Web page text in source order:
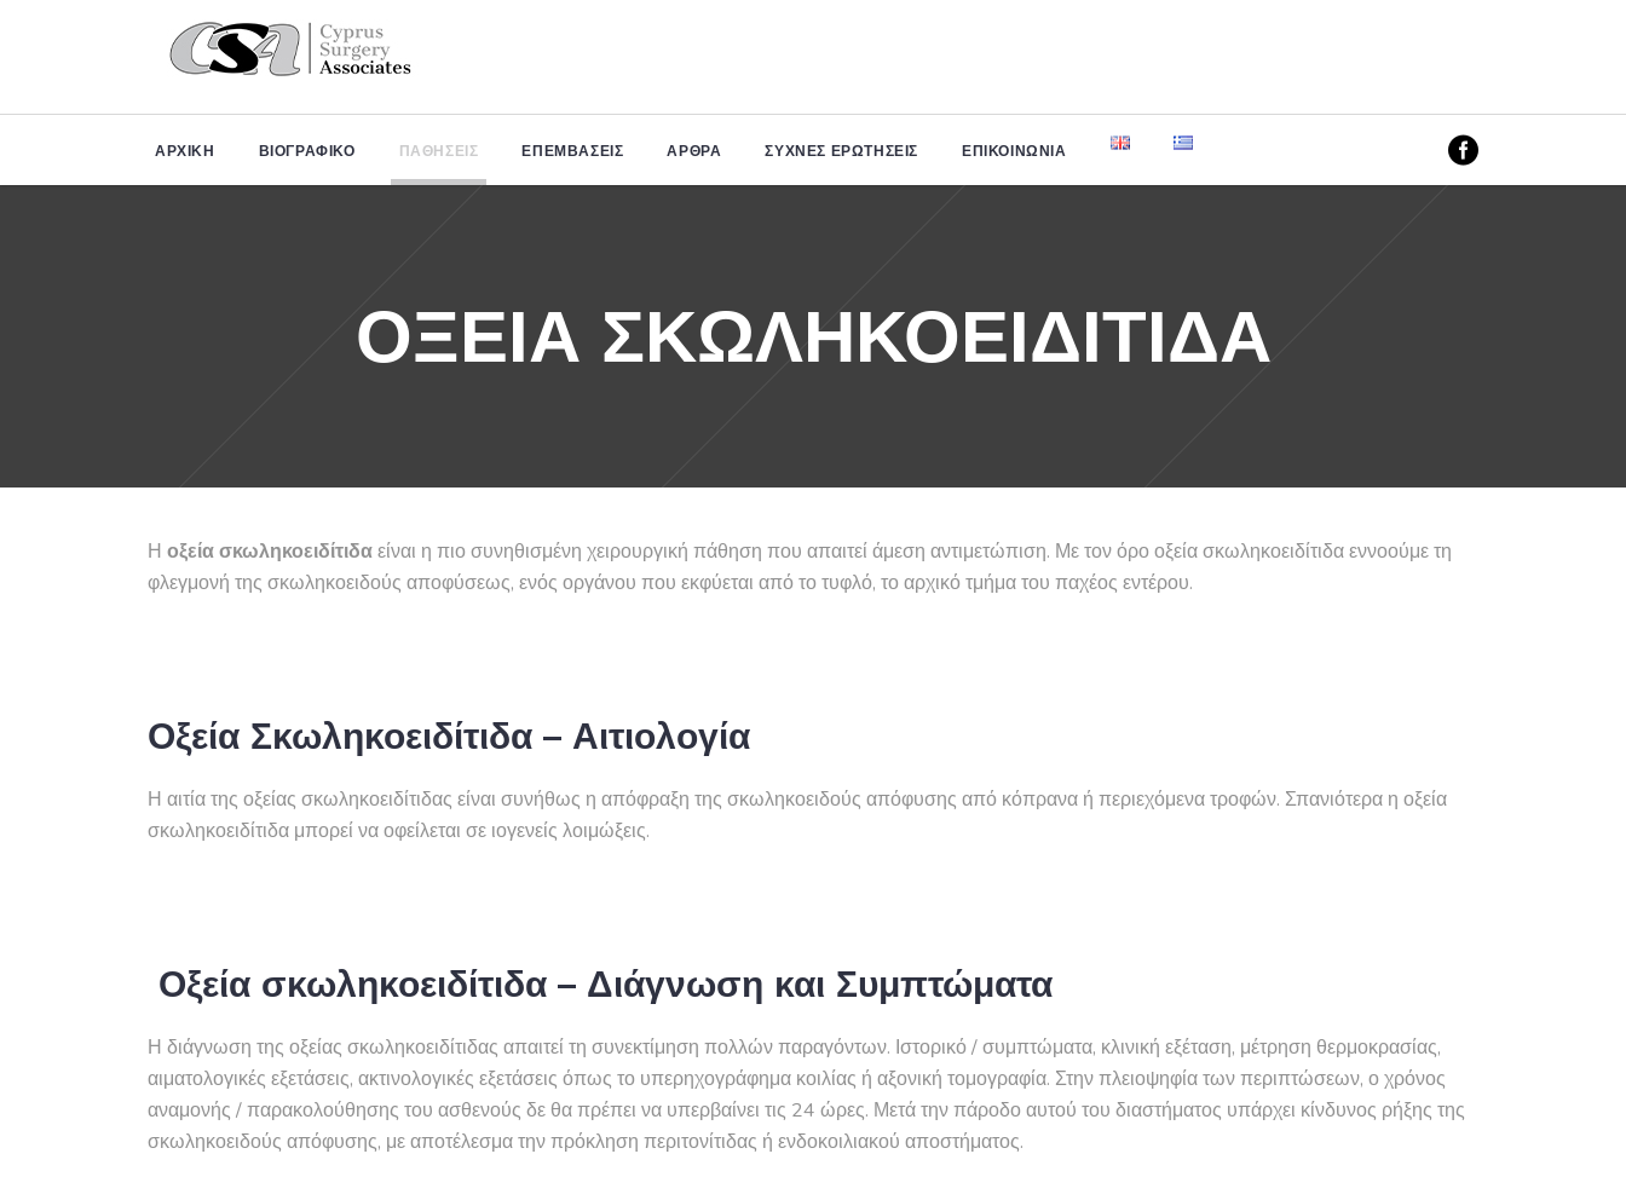
Θεοδώρου Ποταμιάνου 50, Κάτω
ΑΡΧΙΚΗ ΒΙΟΓΡΑΦΙΚΟ ΠΑΘΗΣΕΙΣ ΕΠΕΜΒΑΣΕΙΣ ΆΡΘΡΑ ΣΥΧΝΕΣ ΕΡΩΤΗΣΕΙΣ ΕΠΙΚΟΙΝΩΝΙΑ
ΟΞΕΙΑ ΣΚΩΛΗΚΟΕΙΔΙΤΙΔΑ
Η οξεία σκωληκοειδίτιδαείναι η πιο συνηθισμένη χειρουργική πάθηση που απαιτεί άμεση αντιμετώπιση. Με τον όρο οξεία σκωληκοειδίτιδα εννοούμε τη
φλεγμονή της σκωληκοειδούς αποφύσεως, ενός οργάνου που εκφύεται από το τυφλό, το αρχικό τμήμα του παχέος εντέρου.
Οξεία Σκωληκοειδίτιδα – Αιτιολογία
Η αιτία της οξείας σκωληκοειδίτιδας είναι συνήθως η απόφραξη της σκωληκοειδούς απόφυσης από κόπρανα ή περιεχόμενα τροφών. Σπανιότερα η οξεία
σκωληκοειδίτιδα μπορεί να οφείλεται σε ιογενείς λοιμώξεις.
Οξεία σκωληκοειδίτιδα – Διάγνωση και Συμπτώματα
Η διάγνωση της οξείας σκωληκοειδίτιδας απαιτεί τη συνεκτίμηση πολλών παραγόντων. Ιστορικό / συμπτώματα, κλινική εξέταση, μέτρηση θερμοκρασίας,
αιματολογικές εξετάσεις, ακτινολογικές εξετάσεις όπως το υπερηχογράφημα κοιλίας ή αξονική τομογραφία. Στην πλειοψηφία των περιπτώσεων, ο χρόνος
αναμονής / παρακολούθησης του ασθενούς δε θα πρέπει να υπερβαίνει τις 24 ώρες. Μετά την πάροδο αυτού του διαστήματος υπάρχει κίνδυνος ρήξης της
σκωληκοειδούς απόφυσης, με αποτέλεσμα την πρόκληση περιτονίτιδας ή ενδοκοιλιακού αποστήματος.